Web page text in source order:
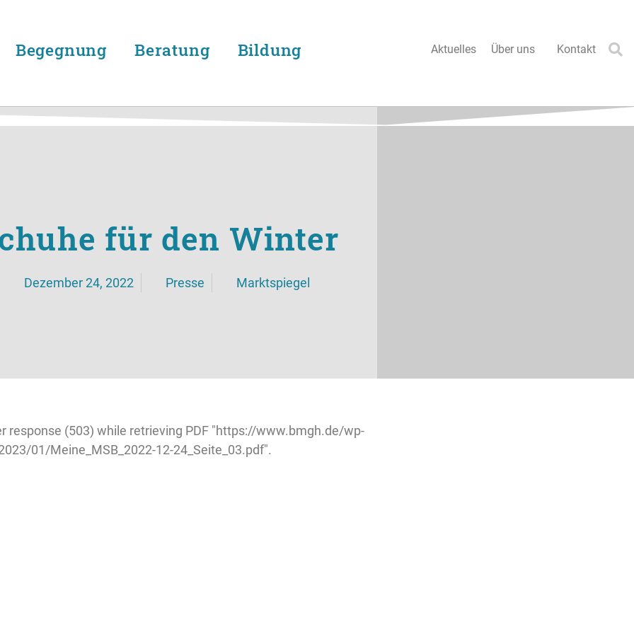
Begegnung Beratung Bildung Aktuelles Über uns Kontakt
für den Winter
Dezember 24, 2022 Presse Marktspiegel
response (503) while retrieving PDF "https://www.bmgh.de/wp-
01/Meine_MSB_2022-12-24_Seite_03.pdf".